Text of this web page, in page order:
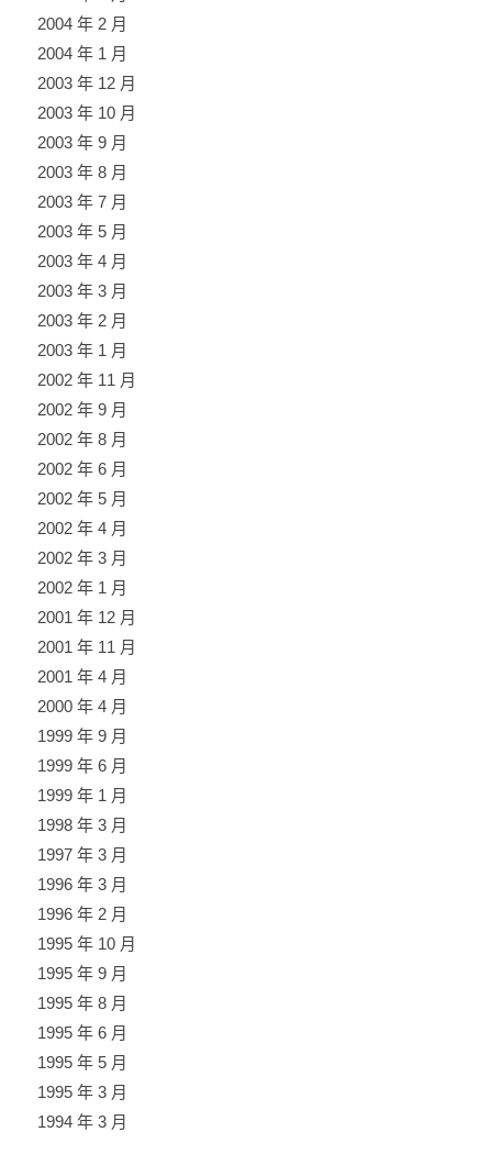
2004 年 2 月
2004 年 1 月
2003 年 12 月
2003 年 10 月
2003 年 9 月
2003 年 8 月
2003 年 7 月
2003 年 5 月
2003 年 4 月
2003 年 3 月
2003 年 2 月
2003 年 1 月
2002 年 11 月
2002 年 9 月
2002 年 8 月
2002 年 6 月
2002 年 5 月
2002 年 4 月
2002 年 3 月
2002 年 1 月
2001 年 12 月
2001 年 11 月
2001 年 4 月
2000 年 4 月
1999 年 9 月
1999 年 6 月
1999 年 1 月
1998 年 3 月
1997 年 3 月
1996 年 3 月
1996 年 2 月
1995 年 10 月
1995 年 9 月
1995 年 8 月
1995 年 6 月
1995 年 5 月
1995 年 3 月
1994 年 3 月